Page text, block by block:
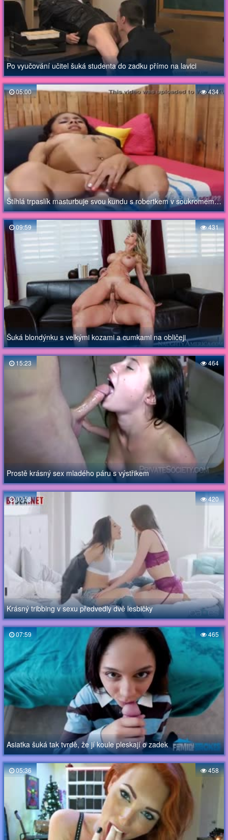
Po vyučování učitel šuká studenta do zadku přímo na lavici
05:00 434
Štíhlá trpaslík masturbuje svou kundu s robertkem v soukromém chatu
09:59 431
Šuká blondýnku s velkými kozami a cumkami na obličeji
15:23 464
Prostě krásný sex mladého páru s výstřikem
07:58 420
Krásný tribbing v sexu předvedly dvě lesbičky
07:59 465
Asiatka šuká tak tvrdě, že jí koule pleskají o zadek
05:36 458